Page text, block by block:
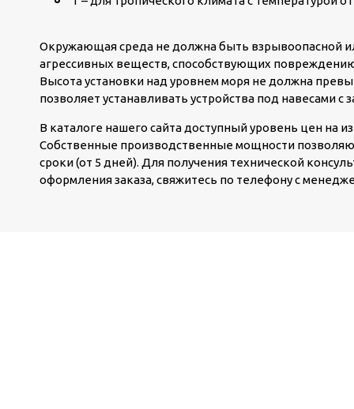
Окружающая среда не должна быть взрывоопасной
агрессивных веществ, способствующих
Высота установки над уровнем моря не должна
позволяет устанавливать устройства под навесами
В каталоге нашего сайта доступный уровень цен на
Собственные производственные мощности
сроки (от 5 дней). Для получения технической
оформления заказа, свяжитесь по телефону с